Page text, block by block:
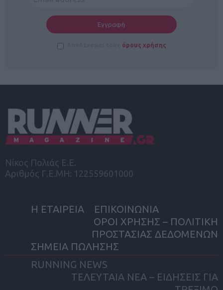
όρους χρήσης
Νίκος Πολιάς Ε.Ε.
Αριθμός Γ.Ε.ΜΗ: 122559601000
Η ΕΤΑΙΡΕΙΑ
ΕΠΙΚΟΙΝΩΝΙΑ
ΟΡΟΙ ΧΡΗΣΗΣ – ΠΟΛΙΤΙΚΗ
ΠΡΟΣΤΑΣΙΑΣ ΔΕΔΟΜΕΝΩΝ
ΣΗΜΕΙΑ ΠΩΛΗΣΗΣ
RUNNING NEWS
ΤΕΛΕΥΤΑΙΑ ΝΕΑ – ΕΙΔΗΣΕΙΣ ΓΙΑ